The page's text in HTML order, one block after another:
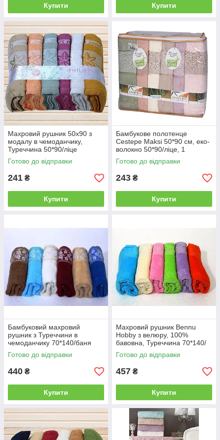
Адже дитяча шкіра набагато ніжніше і
4
З точки зору гігієни, краще мати декілька
видів рушників. Приміром, лицьові, ножні,
пляжні та лазневі. Бажано не змінювати їх
цільове призначення.
5
Крім того, важливо, щоб у кожного члена
сім'ї був свій власний набір рушників.
Переваги махрових простирадл
у
д
л
о
л
о
н
о
г
о
а
р
о
к
у
✓ ✓
е
а
п
іт
і
н
а
а
к
щ
Купити Купити
Махровий рушник 50x90 з
модалу в чемоданчику,
Туреччина 50*90/ліце
Готово до відправки
241 ₴
Купити
Бамбукове полотенце
Cestepe Maksi 50*90 см, еко-
волокно 50*90/ліце, 1
Готово до відправки
243 ₴
Купити
Бамбуковий махровий
рушник з Туреччини в
чемоданчику 70*140/баня
Готово до відправки
440 ₴
Купити
Махровий рушник Bennu
Hobby з велюру, 100%
бавовна, Туреччина 70*140/
баня
Готово до відправки
457 ₴
Купити